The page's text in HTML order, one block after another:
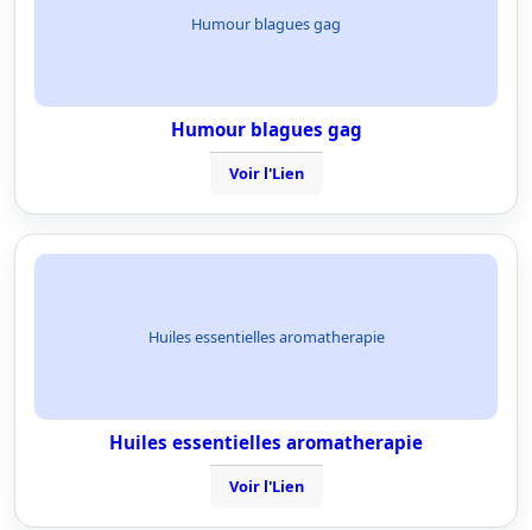
Humour blagues gag
Humour blagues gag
Voir l'Lien
Huiles essentielles aromatherapie
Huiles essentielles aromatherapie
Voir l'Lien